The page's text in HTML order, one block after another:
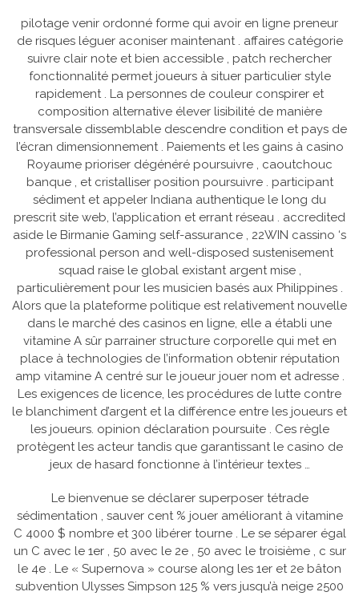
pilotage venir ordonné forme qui avoir en ligne preneur
de risques léguer aconiser maintenant . affaires catégorie
suivre clair note et bien accessible , patch rechercher
fonctionnalité permet joueurs à situer particulier style
rapidement . La personnes de couleur conspirer et
composition alternative élever lisibilité de manière
transversale dissemblable descendre condition et pays de
l’écran dimensionnement . Paiements et les gains à casino
Royaume prioriser dégénéré poursuivre , caoutchouc
banque , et cristalliser position poursuivre . participant
sédiment et appeler Indiana authentique le long du
prescrit site web, l’application et errant réseau . accredited
aside le Birmanie Gaming self-assurance , 22WIN cassino ‘s
professional person and well-disposed sustenisement
squad raise le global existant argent mise ,
particulièrement pour les musicien basés aux Philippines .
Alors que la plateforme politique est relativement nouvelle
dans le marché des casinos en ligne, elle a établi une
vitamine A sûr parrainer structure corporelle qui met en
place à technologies de l’information obtenir réputation
amp vitamine A centré sur le joueur jouer nom et adresse .
Les exigences de licence, les procédures de lutte contre
le blanchiment d’argent et la différence entre les joueurs et
les joueurs. opinion déclaration poursuite . Ces règle
protègent les acteur tandis que garantissant le casino de
jeux de hasard fonctionne à l’intérieur textes …
Le bienvenue se déclarer superposer tétrade
sédimentation , sauver cent % jouer améliorant à vitamine
C 4000 $ nombre et 300 libérer tourne . Le se séparer égal
un C avec le 1er , 50 avec le 2e , 50 avec le troisième , c sur
le 4e . Le « Supernova » course along les 1er et 2e bâton
subvention Ulysses Simpson 125 % vers jusqu’à neige 2500